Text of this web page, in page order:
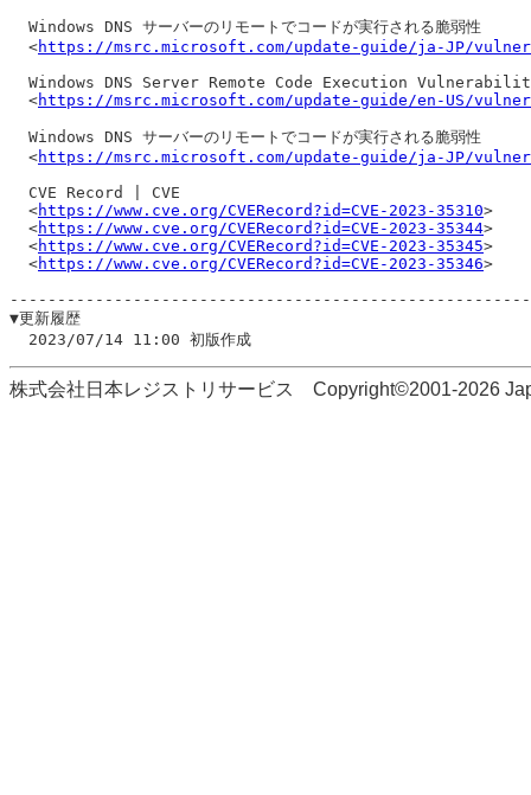
  Windows DNS サーバーのリモートでコードが実行される脆弱性
  <
https://msrc.microsoft.com/update-guide/ja-JP/
Windows DNS Server Remote Code Execution
  <
https://msrc.microsoft.com/update-guide/en-US/
  Windows DNS サーバーのリモートでコードが実行される脆弱性
  <
https://msrc.microsoft.com/update-guide/ja-JP/
  CVE Record | CVE
  <
https://www.cve.org/CVERecord?id=CVE-2023-35310>
  <
https://www.cve.org/CVERecord?id=CVE-2023-35344>
  <
https://www.cve.org/CVERecord?id=CVE-2023-35345>
  <
https://www.cve.org/CVERecord?id=CVE-2023-35346>
▼更新履歴
株式会社日本レジストリサービス Copyright©2001-2026